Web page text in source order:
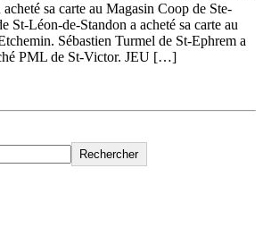
sa carte au Magasin Coop de Ste-
St-Léon-de-Standon a acheté sa carte au
Sébastien Turmel de St-Ephrem a
PML de St-Victor. JEU […]
Rechercher